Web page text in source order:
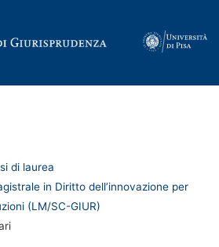
di laurea
in Diritto dell’innovazione per
(LM/SC-GIUR)